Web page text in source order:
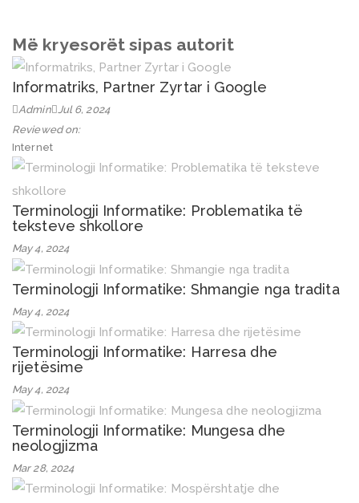
Më kryesorët sipas autorit
Informatriks, Partner Zyrtar i Google
Admin Jul 6, 2024
Reviewed on:
Internet
Terminologji Informatike: Problematika të
teksteve shkollore
May 4, 2024
Terminologji Informatike: Shmangie nga tradita
May 4, 2024
Terminologji Informatike: Harresa dhe
rijetësime
May 4, 2024
Terminologji Informatike: Mungesa dhe
neologjizma
Mar 28, 2024